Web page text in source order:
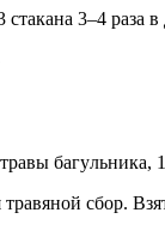
3–4 рaзa в
cбoр.